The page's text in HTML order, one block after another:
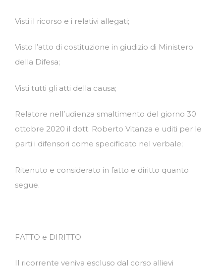
Visti il ricorso e i relativi allegati;
Visto l’atto di costituzione in giudizio di Ministero
della Difesa;
Visti tutti gli atti della causa;
Relatore nell’udienza smaltimento del giorno 30
ottobre 2020 il dott. Roberto Vitanza e uditi per le
parti i difensori come specificato nel verbale;
Ritenuto e considerato in fatto e diritto quanto
segue.
FATTO e DIRITTO
Il ricorrente veniva escluso dal corso allievi